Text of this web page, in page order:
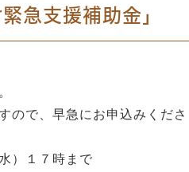
急支援補助金」
ので、早急にお申込みくださ
）１７時まで